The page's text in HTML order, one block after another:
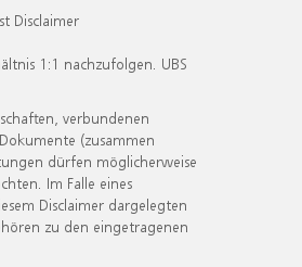
Disclaimer
1:1 nachzufolgen. UBS
verbundenen
(zusammen
dürfen möglicherweise
Im Falle eines
Disclaimer dargelegten
zu den eingetragenen